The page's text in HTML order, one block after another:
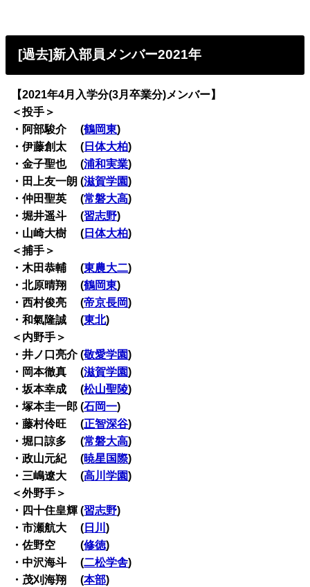
[過去]新入部員メンバー2021年
【2021年4月入学分(3月卒業分)メンバー】
＜投手＞
・阿部駿介 (鶴岡東)
・伊藤創太 ( 日体大柏)
・金子聖也 (浦和実業)
・田上友一朗 (滋賀学園)
・仲田聖英 (常磐大高)
・堀井遥斗 (習志野)
・山崎大樹 ( 日体大柏)
＜捕手＞
・木田恭輔 (東農大二)
・北原晴翔 (鶴岡東)
・西村俊亮 (帝京長岡)
・和氣隆誠 (東北)
＜内野手＞
・井ノ口亮介 (敬愛学園)
・岡本徹真 (滋賀学園)
・坂本幸成 (松山聖陵)
・塚本圭一郎 (石岡一)
・藤村伶旺 (正智深谷)
・堀口諒多 (常磐大高)
・政山元紀 (暁星国際)
・三嶋遼大 (高川学園)
＜外野手＞
・四十住皇輝 (習志野)
・市瀬航大 ( 日川)
・佐野空 (修徳)
・中沢海斗 (二松学舎)
・茂刈海翔 (本部)